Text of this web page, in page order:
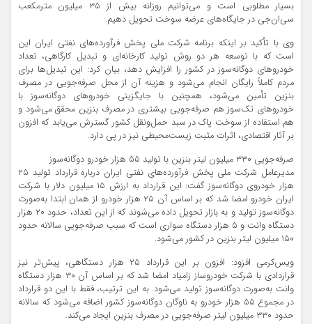
بسیار مطلوبی است و می‌توانیم روزانه بیش از ۳۵ میلیون مترمکعب
سی‌ان‌جی در جایگاه‌های عرضه سوخت تحویل دهیم.
وی با تأکید بر اینکه برنامه شرکت ملی پخش فرآورده‌های نفتی ایران این
است که با توسعه هر دو روش تولید کارخانه‌ای و تبدیل کارگاهی، تعداد
خودرو‌های دوگانه‌سوز در کشور را افزایش دهد، بیان کرد: این تبدیل‌ها برای
مردم کاملاً رایگان انجام می‌شود و هزینه آن از محل صرفه‌جویی در مصرف
بنزین تأمین می‌شود، همچنین با جایگزینی خودرو‌های دوگانه‌سوز با
خودرو‌های تک‌سوز هم صرفه‌جویی بیشتری در مصرف بنزین محقق می‌شود و
هم استفاده از سوخت پاک در سبد حمل‌ونقل کشور گسترش می‌یابد که افزون
بر آثار اقتصادی، اثرات مثبت زیست‌محیطی نیز در پی دارد.
صرفه‌جویی ۳۳۰ میلیون لیتر بنزین با تولید ۵۵ هزار خودرو دوگانه‌سوز
مدیرعامل شرکت ملی پخش فرآورده‌های نفتی ایران درباره قرارداد تولید ۲۵
هزار خودروی دوگانه‌سوز گفت: این قرارداد به ارزش ۱۵ میلیون دلار با شرکت
ایران خودرو امضا شد که بر اساس آن ۲۵ هزار خودرو از همان ابتدا به‌صورت
دوگانه‌سوز تولید و به بازار تحویل داده می‌شوند که از این تعداد، حدود ۲۰ هزار
دستگاه وانت و ۵ هزار دستگاه سواری است که سبب صرفه‌جویی سالانه حدود
۱۵۰ میلیون لیتر بنزین در کشور می‌شود.
ویس‌کرمی افزود: افزون بر این قرارداد ۲۵ هزار دستگاهی، پیش‌تر نیز
قراردادی با شرکت خودروساز زامیاد امضا شد که بر اساس آن ۳۰ هزار دستگاه
وانت به‌صورت دوگانه‌سوز تولید می‌شود. به این ترتیب، فقط با این دو قرارداد
در مجموع ۵۵ هزار خودرو به ناوگان دوگانه‌سوز کشور اضافه می‌شود که سالانه
حدود ۳۳۰ میلیون لیتر صرفه‌جویی در مصرف بنزین ایجاد می‌کند.